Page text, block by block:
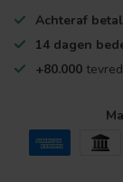
Achteraf
14 dagen
+80.000